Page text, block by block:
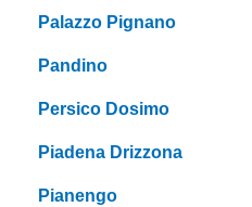
Palazzo Pignano
Pandino
Persico Dosimo
Piadena Drizzona
Pianengo